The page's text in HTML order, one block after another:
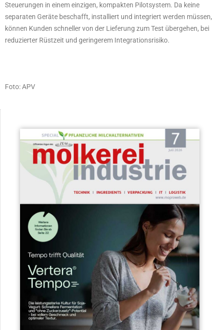
Steuerungen in einem einzigen, kompakten Pilotsystem. Da keine
separaten Geräte beschafft, installiert und integriert werden müssen,
können Kunden schneller von der Lieferung zum Test übergehen, bei
reduzierter Rüstzeit und geringerem Integrationsrisiko.
Foto: APV